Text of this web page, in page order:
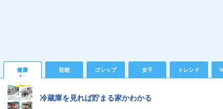
健康 芸能 ゴシップ 女子 トレンド
冷蔵庫を見れば貯まる家かわかる